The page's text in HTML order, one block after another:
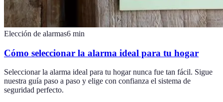
Elección de alarmas6 min
Cómo seleccionar la alarma ideal para tu hogar
Seleccionar la alarma ideal para tu hogar nunca fue tan fácil. Sigue
nuestra guía paso a paso y elige con confianza el sistema de
seguridad perfecto.